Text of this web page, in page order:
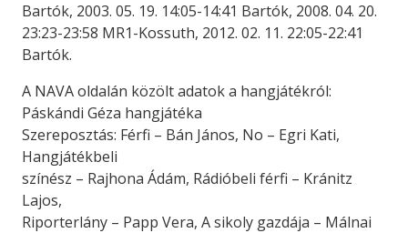
Bartók, 2003. 05. 19. 14:05-14:41 Bartók, 2008. 04. 20.
23:23-23:58 MR1-Kossuth, 2012. 02. 11. 22:05-22:41
Bartók.
A NAVA oldalán közölt adatok a hangjátékról:
Páskándi Géza hangjátéka
Szereposztás: Férfi – Bán János, No – Egri Kati,
Hangjátékbeli
színész – Rajhona Ádám, Rádióbeli férfi – Kránitz
Lajos,
Riporterlány – Papp Vera, A sikoly gazdája – Málnai